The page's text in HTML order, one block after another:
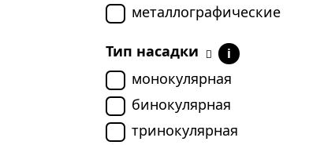
металлографические
Тип насадки i
монокулярная
бинокулярная
тринокулярная